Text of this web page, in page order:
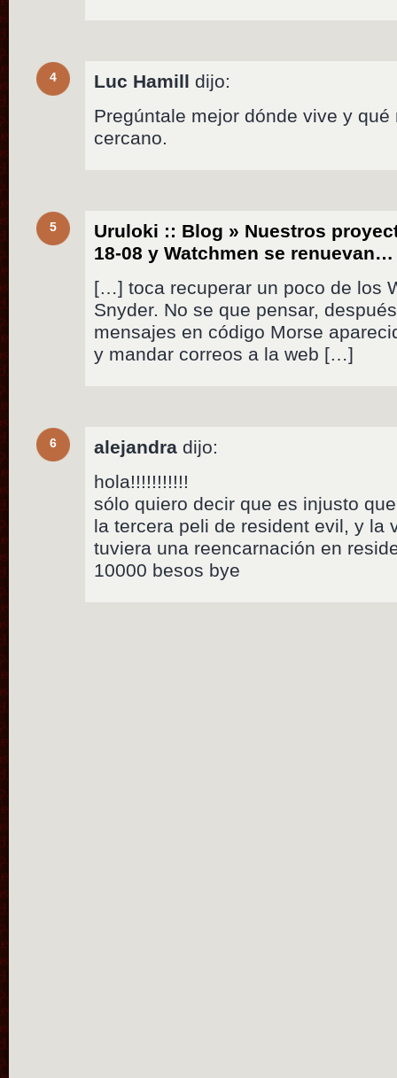
4 Luc Hamill dijo:
Pregúntale mejor dónde vive y
cercano.
5
Uruloki :: Blog » Nuestros
18-08 y Watchmen se renuevan…
[…] toca recuperar un poco de los
Snyder. No se que pensar,
mensajes en código Morse
y mandar correos a la web […]
6 alejandra dijo:
hola!!!!!!!!!!!
sólo quiero decir que es injusto
la tercera peli de resident evil, y la
tuviera una reencarnación en
10000 besos bye